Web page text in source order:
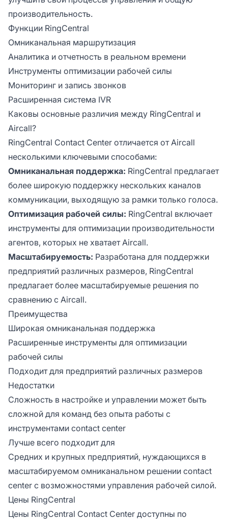
производительность.
Функции RingCentral
Омниканальная маршрутизация
Аналитика и отчетность в реальном времени
Инструменты оптимизации рабочей силы
Мониторинг и запись звонков
Расширенная система IVR
Каковы основные различия между RingCentral и
Aircall?
RingCentral Contact Center отличается от Aircall
несколькими ключевыми способами:
Омниканальная поддержка: RingCentral предлагает
более широкую поддержку нескольких каналов
коммуникации, выходящую за рамки только голоса.
Оптимизация рабочей силы: RingCentral включает
инструменты для оптимизации производительности
агентов, которых не хватает Aircall.
Масштабируемость: Разработана для поддержки
предприятий различных размеров, RingCentral
предлагает более масштабируемые решения по
сравнению с Aircall.
Преимущества
Широкая омниканальная поддержка
Расширенные инструменты для оптимизации
рабочей силы
Подходит для предприятий различных размеров
Недостатки
Сложность в настройке и управлении может быть
сложной для команд без опыта работы с
инструментами contact center
Лучше всего подходит для
Средних и крупных предприятий, нуждающихся в
масштабируемом омниканальном решении contact
center с возможностями управления рабочей силой.
Цены RingCentral
Цены RingCentral Contact Center доступны по